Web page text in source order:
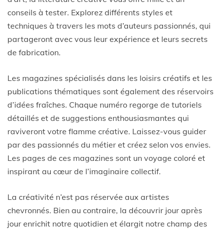
conseils à tester. Explorez différents styles et
techniques à travers les mots d’auteurs passionnés, qui
partageront avec vous leur expérience et leurs secrets
de fabrication.
Les magazines spécialisés dans les loisirs créatifs et les
publications thématiques sont également des réservoirs
d’idées fraîches. Chaque numéro regorge de tutoriels
détaillés et de suggestions enthousiasmantes qui
raviveront votre flamme créative. Laissez-vous guider
par des passionnés du métier et créez selon vos envies.
Les pages de ces magazines sont un voyage coloré et
inspirant au cœur de l’imaginaire collectif.
La créativité n’est pas réservée aux artistes
chevronnés. Bien au contraire, la découvrir jour après
jour enrichit notre quotidien et élargit notre champ des